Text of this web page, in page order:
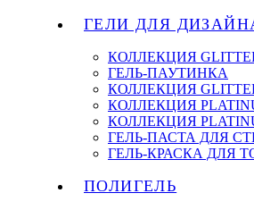
ГЕЛИ ДЛЯ
КОЛЛЕКЦИЯ GLITTER
ГЕЛЬ-ПАУТИНКА
КОЛЛЕКЦИЯ
КОЛЛЕКЦИЯ
КОЛЛЕКЦИЯ
ГЕЛЬ-ПАСТА ДЛЯ
ГЕЛЬ-КРАСКА ДЛЯ
ПОЛИГЕЛЬ